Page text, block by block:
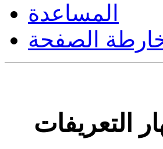
المساعدة
الصفحة
التعريفات